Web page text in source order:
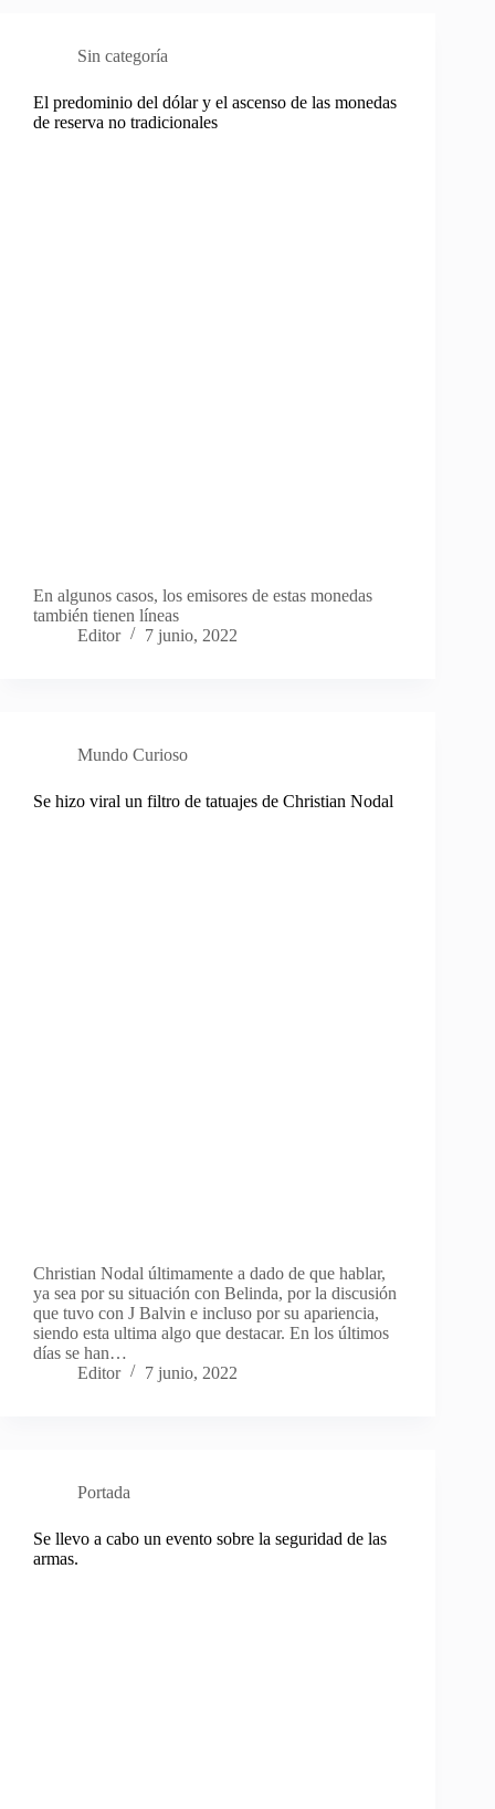
Sin categoría
El predominio del dólar y el ascenso de las monedas
de reserva no tradicionales
En algunos casos, los emisores de estas monedas
también tienen líneas
Editor
7 junio, 2022
Mundo Curioso
Se hizo viral un filtro de tatuajes de Christian Nodal
Christian Nodal últimamente a dado de que hablar,
ya sea por su situación con Belinda, por la discusión
que tuvo con J Balvin e incluso por su apariencia,
siendo esta ultima algo que destacar. En los últimos
días se han…
Editor
7 junio, 2022
Portada
Se llevo a cabo un evento sobre la seguridad de las
armas.